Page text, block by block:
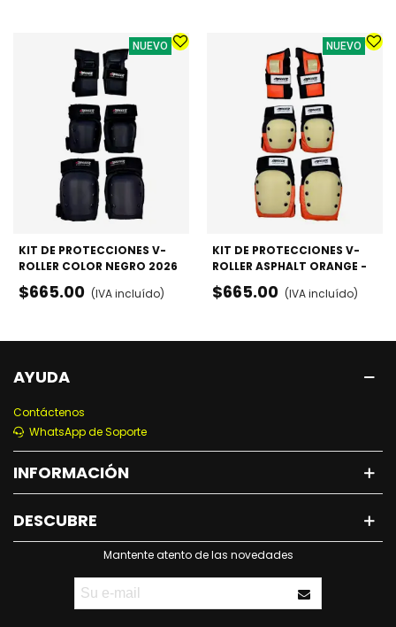
NUEVO
KIT DE PROTECCIONES V-
ROLLER COLOR NEGRO 2026
- RODILLERAS, CODERAS Y
MUÑEQUERAS
$665.00 (IVA incluído)
NUEVO
KIT DE PROTECCIONES V-
ROLLER ASPHALT ORANGE -
RODILLERAS, CODERAS Y
MUÑEQUERAS
$665.00 (IVA incluído)
AYUDA
Contáctenos
WhatsApp de Soporte
INFORMACIÓN
DESCUBRE
Mantente atento de las novedades